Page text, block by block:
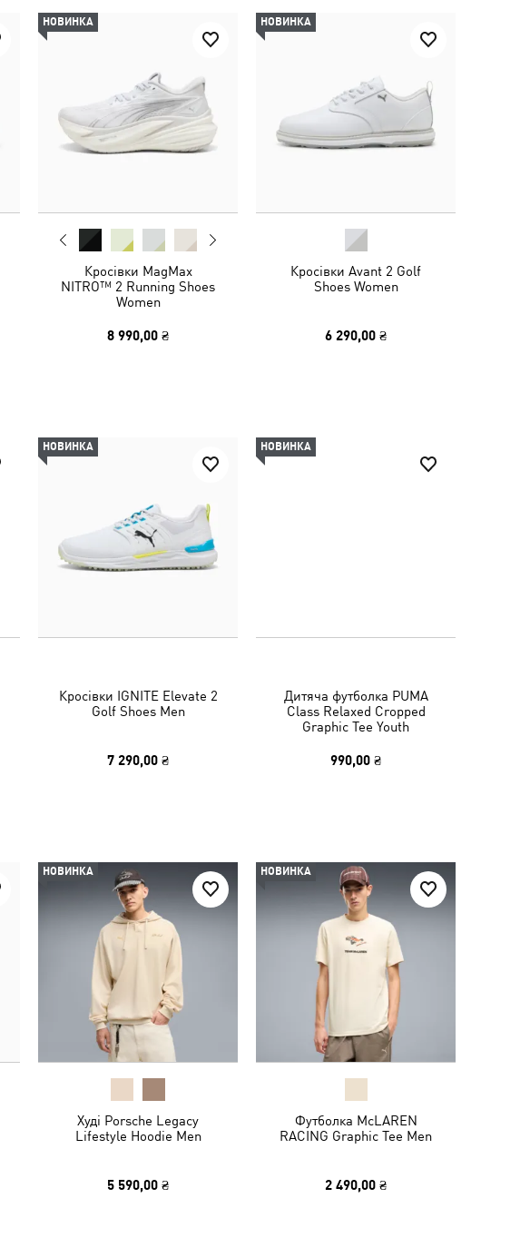
НОВИНКА
Кросівки MagMax
NITRO™ 2 Running Shoes
Women
8 990,00 ₴
НОВИНКА
Кросівки Avant 2 Golf
Shoes Women
6 290,00 ₴
НОВИНКА
Кросівки IGNITE Elevate 2
Golf Shoes Men
7 290,00 ₴
НОВИНКА
Дитяча футболка PUMA
Class Relaxed Cropped
Graphic Tee Youth
990,00 ₴
НОВИНКА
Худі Porsche Legacy
Lifestyle Hoodie Men
5 590,00 ₴
НОВИНКА
Футболка McLAREN
RACING Graphic Tee Men
2 490,00 ₴